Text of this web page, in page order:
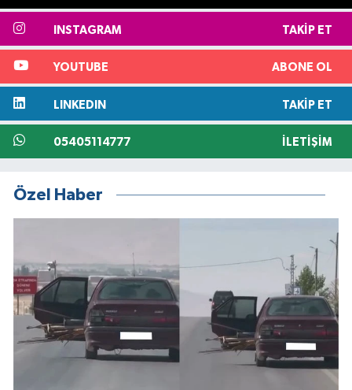
INSTAGRAM TAKIP ET
YOUTUBE ABONE OL
LINKEDIN TAKIP ET
05405114777 İLETIŞIM
Özel Haber